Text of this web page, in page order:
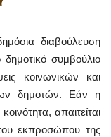
διαβούλευση
συμβούλιο
κοινωνικών και
δημοτών. Εάν η
απαιτείται
εκπροσώπου της